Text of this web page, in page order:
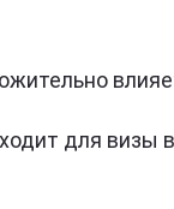
для визы